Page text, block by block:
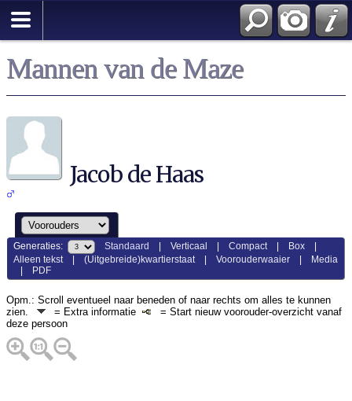
Mannen van de Maze
Jacob de Haas
Generaties: Standaard |Verticaal |Compact| Box
Alleen tekst|(Uitgebreide)kwartierstaat|Voorouderwaaier
Media
PDF
Opm.: Scroll eventueel naar beneden of naar rechts om alles te kunnen
zien.
= Extra informatie
= Start nieuw voorouder-overzicht vanaf
deze persoon